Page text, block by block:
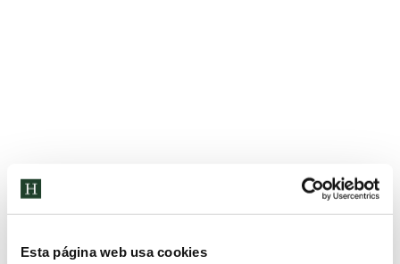
Esta página web usa cookies